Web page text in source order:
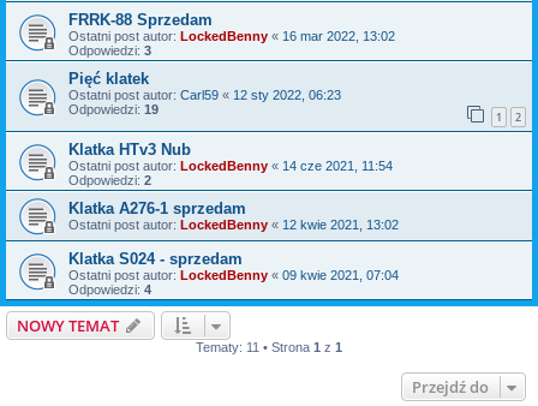
FRRK-88 Sprzedam
Ostatni post autor: LockedBenny « 16 mar 2022, 13:02
Odpowiedzi: 3
Pięć klatek
Ostatni post autor: Carl59 « 12 sty 2022, 06:23
Odpowiedzi: 19 1 2
Klatka HTv3 Nub
Ostatni post autor: LockedBenny « 14 cze 2021, 11:54
Odpowiedzi: 2
Klatka A276-1 sprzedam
Ostatni post autor: LockedBenny « 12 kwie 2021, 13:02
Klatka S024 - sprzedam
Ostatni post autor: LockedBenny « 09 kwie 2021, 07:04
Odpowiedzi: 4
NOWY TEMAT
Tematy: 11 • Strona 1 z 1
Przejdź do